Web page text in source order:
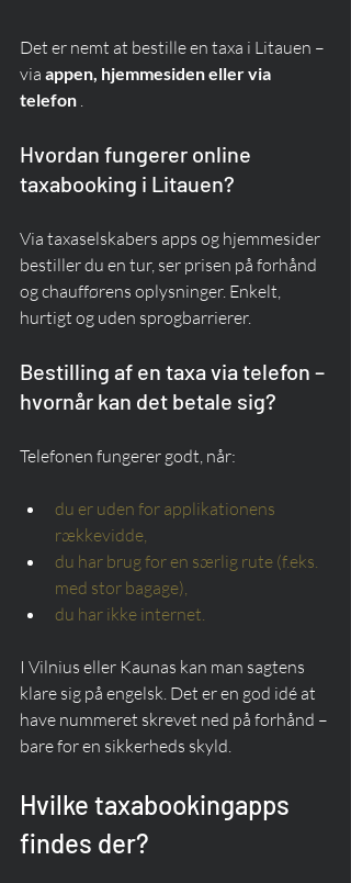
Det er nemt at bestille en taxa i Litauen –
via appen, hjemmesiden eller via
telefon .
Hvordan fungerer online
taxabooking i Litauen?
Via taxaselskabers apps og hjemmesider
bestiller du en tur, ser prisen på forhånd
og chaufførens oplysninger. Enkelt,
hurtigt og uden sprogbarrierer.
Bestilling af en taxa via telefon –
hvornår kan det betale sig?
Telefonen fungerer godt, når:
du er uden for applikationens
rækkevidde,
du har brug for en særlig rute (f.eks.
med stor bagage),
du har ikke internet.
I Vilnius eller Kaunas kan man sagtens
klare sig på engelsk. Det er en god idé at
have nummeret skrevet ned på forhånd –
bare for en sikkerheds skyld.
Hvilke taxabookingapps
findes der?